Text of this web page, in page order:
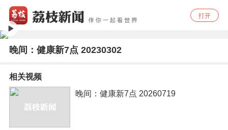
打开
晚间：健康新7点 20230302
相关视频
晚间：健康新7点 20260719